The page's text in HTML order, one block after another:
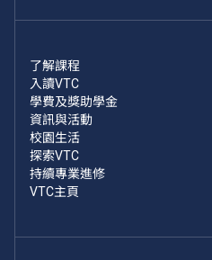
了解課程
入讀VTC
學費及獎助學金
資訊與活動
校園生活
探索VTC
持續專業進修
VTC主頁